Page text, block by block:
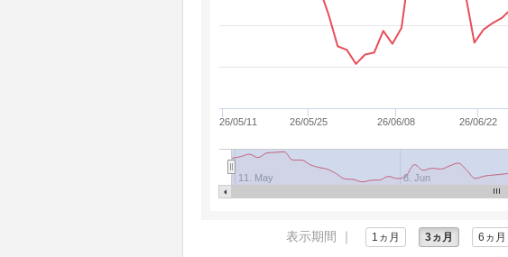
26/05/11 26/05/25 26/06/08 26/06/22
11. May 8. Jun
表示期間 ｜ 1ヵ月 3ヵ月 6ヵ月